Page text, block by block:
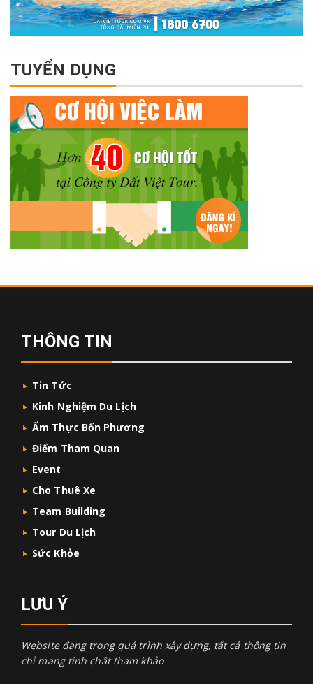
TUYỂN DỤNG
THÔNG TIN
Tin Tức
Kinh Nghiệm Du Lịch
Ẩm Thực Bốn Phương
Điểm Tham Quan
Event
Cho Thuê Xe
Team Building
Tour Du Lịch
Sức Khỏe
LƯU Ý
Website đang trong quá trình xây dựng, tất cả thông tin
chỉ mang tính chất tham khảo